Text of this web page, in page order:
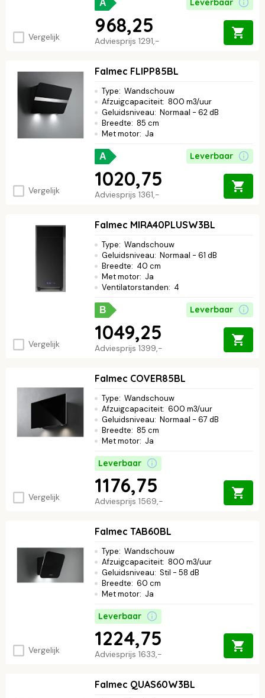
Vergelijk
A
Adviesprijs 1291,-
968,25
Vergelijk
Falmec FLIPP85BL
Type: Wandschouw
Afzuigcapaciteit: 800 m3/uur
Geluidsniveau: Normaal - 62 dB
Breedte: 85 cm
Met motor: Ja
A Leverbaar
Adviesprijs 1361,-
1020,75
Vergelijk
Falmec MIRA40PLUSW3BL
Type: Wandschouw
Geluidsniveau: Normaal - 61 dB
Breedte: 40 cm
Met motor: Ja
Ventilatorstanden: 4
B Leverbaar
Adviesprijs 1399,-
1049,25
Vergelijk
Falmec COVER85BL
Type: Wandschouw
Afzuigcapaciteit: 600 m3/uur
Geluidsniveau: Normaal - 67 dB
Breedte: 85 cm
Met motor: Ja
Leverbaar
Adviesprijs 1569,-
1176,75
Vergelijk
Falmec TAB60BL
Type: Wandschouw
Afzuigcapaciteit: 800 m3/uur
Geluidsniveau: Stil - 58 dB
Breedte: 60 cm
Met motor: Ja
Leverbaar
Adviesprijs 1633,-
1224,75
Falmec QUAS60W3BL